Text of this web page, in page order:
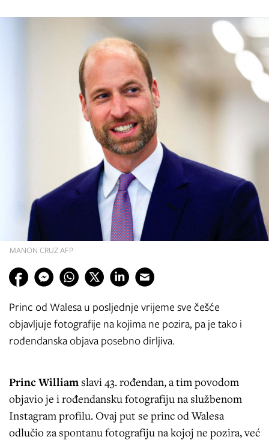
MANON CRUZ AFP
Princ od Walesa u posljednje vrijeme sve češće
objavljuje fotografije na kojima ne pozira, pa je tako i
rođendanska objava posebno dirljiva.
Princ William slavi 43. rođendan, a tim povodom
objavio je i rođendansku fotografiju na službenom
Instagram profilu. Ovaj put se princ od Walesa
odlučio za spontanu fotografiju na kojoj ne pozira, već